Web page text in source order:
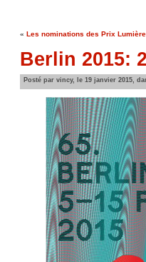
« Les nominations des Prix
Berlin 2015:
Posté par vincy, le 19 janvier 2015,